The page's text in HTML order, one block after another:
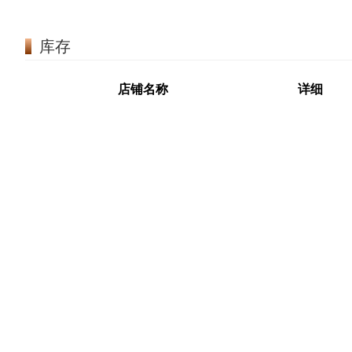
库存
店铺名称 详细